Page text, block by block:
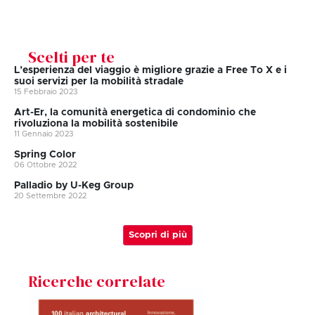
Scelti per te
L’esperienza del viaggio è migliore grazie a Free To X e i
suoi servizi per la mobilità stradale
15 Febbraio 2023
Art-Er, la comunità energetica di condominio che
rivoluziona la mobilità sostenibile
11 Gennaio 2023
Spring Color
06 Ottobre 2022
Palladio by U-Keg Group
20 Settembre 2022
Scopri di più
Ricerche correlate